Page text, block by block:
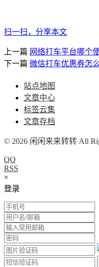
扫一扫，分享本文
上一篇 网络打车平台哪个
下一篇 微信打车优惠券怎
站点地图
文章中心
标签云集
文章存档
© 2026 闲闲来来转转 All
QQ
RSS
×
登录